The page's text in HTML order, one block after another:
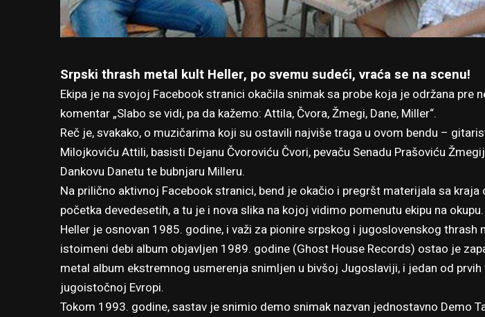
Srpski thrash metal kult Heller, po svemu sudeći, vraća se na scenu!
Ekipa je na svojoj Facebook stranici okačila snimak sa probe koja je održana pre
komentar „Slabo se vidi, pa da kažemo: Attila, Čvora, Žmegi, Dane, Miller“.
Reč je, svakako, o muzičarima koji su ostavili najviše traga u ovom bendu –
Milojkoviću Attili, basisti Dejanu Čvoroviću Čvori, pevaču Senadu Prašoviću
Dankovu Danetu te bubnjaru Milleru.
Na prilično aktivnoj Facebook stranici, bend je okačio i pregršt materijala sa kraja
početka devedesetih, a tu je i nova slika na kojoj vidimo pomenutu ekipu na okupu.
Heller je osnovan 1985. godine, i važi za pionire srpskog i jugoslovenskog thrash
istoimeni debi album objavljen 1989. godine (Ghost House Records) ostao je
metal album ekstremnog usmerenja snimljen u bivšoj Jugoslaviji, i jedan od prvih
jugoistočnoj Evropi.
Tokom 1993. godine, sastav je snimio demo snimak nazvan jednostavno Demo